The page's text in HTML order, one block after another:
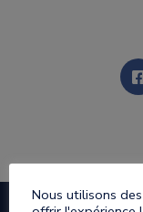
Nous utilisons